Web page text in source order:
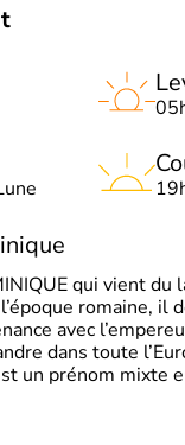
qui vient du
romaine, il
avec
dans toute
un prénom mixte